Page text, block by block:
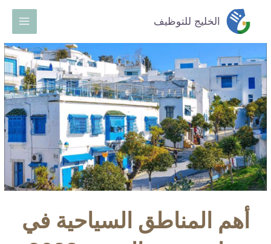
الخليج للتوظيف
Main
Menu
أهم المناطق السياحية في